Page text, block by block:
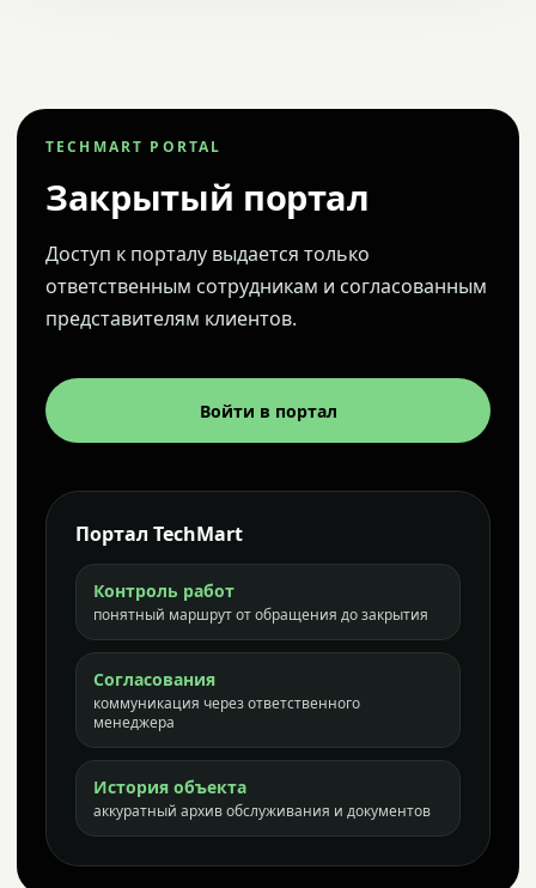
TECHMART PORTAL
Закрытый портал
Доступ к порталу выдается только
ответственным сотрудникам и согласованным
представителям клиентов.
Войти в портал
Портал TechMart
Контроль работ
понятный маршрут от обращения до закрытия
Согласования
коммуникация через ответственного
менеджера
История объекта
аккуратный архив обслуживания и документов